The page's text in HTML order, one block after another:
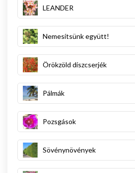
LEANDER
Nemesítsünk együtt!
Örökzöld díszcserjék
Pálmák
Pozsgások
Sövénynövények